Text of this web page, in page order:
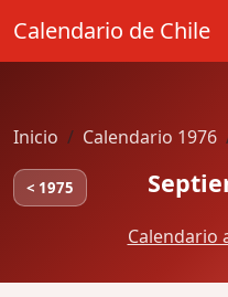
Calendario de Chile
Inicio Calendario 1976
< 1975
Calendario